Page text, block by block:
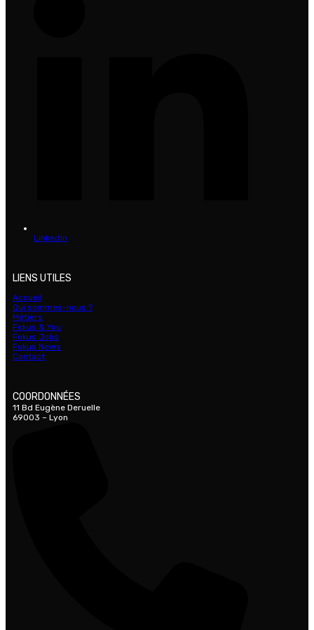
LinkedIn
LIENS UTILES
Accueil
Qui sommes-nous ?
Métiers
Fokus & You
Fokus Jobs
Fokus News
Contact
COORDONNÉES
11 Bd Eugène Deruelle
69003 – Lyon